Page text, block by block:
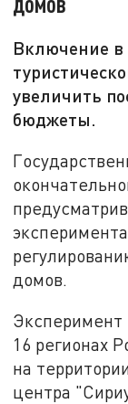
Включение в
увеличить
бюджеты.
домов.
Эксперимент
16 регионах
на
центра